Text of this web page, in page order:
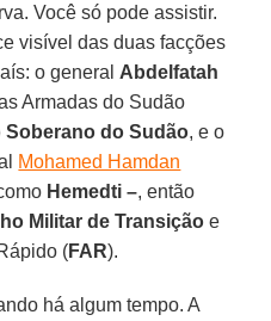
Você só pode assistir.
visível das duas facções
o general Abdelfatah
Armadas do Sudão
Soberano do Sudão, e o
Mohamed Hamdan
Hemedti –, então
Militar de Transição e
(FAR).
há algum tempo. A